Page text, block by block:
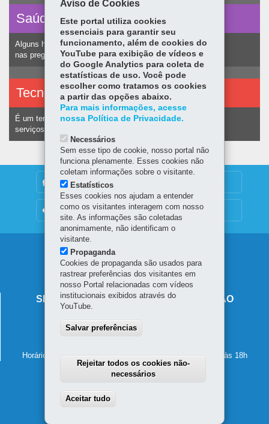
Saúde vocal
Alguns hábitos humanos podem ocasionar nódulos
nas pregas vocais e consequentemente alteração na voz.
Tecnologias assistivas
É um termo utilizado para identificar recursos e
serviços voltados a pessoas com deficiência.
DENUNCIE CORRUPÇÃO
OUVIDORIA
Navegação
principal
SECRETARIA DE ESTADO DA EDUCAÇÃO
80610-011-Curitiba
Horário de atendimento: de segunda a sexta-feira, das 8h às 18h
Aviso de Cookies
Este portal utiliza cookies
essenciais para garantir seu
funcionamento, além de cookies do
YouTube para exibição de vídeos e
do Google Analytics para coleta de
estatísticas de uso. Você pode
escolher como tratamos os cookies
a partir das opções abaixo.
Para mais informações, acesse
nossa Política de Privacidade.
Necessários
Sem esse tipo de cookie, nosso portal não
funciona plenamente. Esses cookies não
coletam informações sobre o visitante.
Estatísticos
Esses cookies nos ajudam a entender
como os visitantes interagem com nosso
site. As informações são coletadas
anonimamente, não identificam o
visitante.
Propaganda
Cookies de propaganda são usados para
rastrear preferências dos visitantes em
nosso Portal relacionadas com vídeos
institucionais exibidos através do
YouTube.
Salvar preferências
Rejeitar todos os cookies não-
necessários
Aceitar tudo